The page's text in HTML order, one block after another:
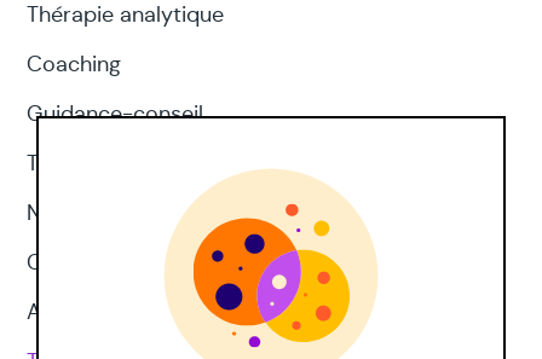
Thérapie analytique
Coaching
Guidance-conseil
Thérapie d'acceptation et d'engagement
Neuropsychologie
CNV
Approches corporelles